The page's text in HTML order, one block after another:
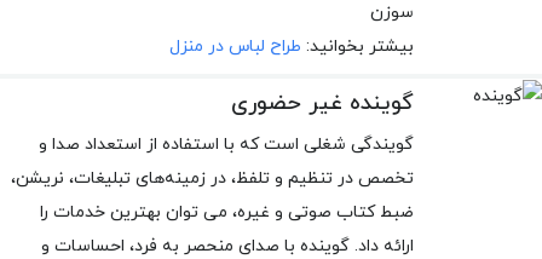
سوزن
بیشتر بخوانید: طراح لباس در منزل
گوینده غیر حضوری
گویندگی شغلی است که با استفاده از استعداد صدا و
تخصص در تنظیم و تلفظ، در زمینه‌های تبلیغات، نریشن،
ضبط کتاب صوتی و غیره، می توان بهترین خدمات را
ارائه داد. گوینده با صدای منحصر به فرد، احساسات و